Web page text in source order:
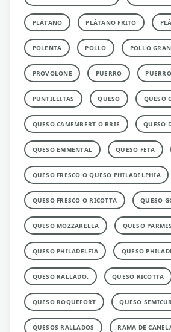
PLÁTANO PLÁTANO FRITO
POLENTA POLLO POLLO
PROVOLONE PUERRO
PUNTILLITAS QUESO QUESO
QUESO CAMEMBERT O BRIE QUESO
QUESO EMMENTAL QUESO FETA
QUESO FRESCO O QUESO PHILADELPHIA
QUESO FRESCO O RICOTTA QUESO
QUESO MOZZARELLA QUESO
QUESO PHILADELFIA QUESO
QUESO RALLADO. QUESO RICOTTA
QUESO ROQUEFORT QUESO
QUESOS RALLADOS RAMA DE